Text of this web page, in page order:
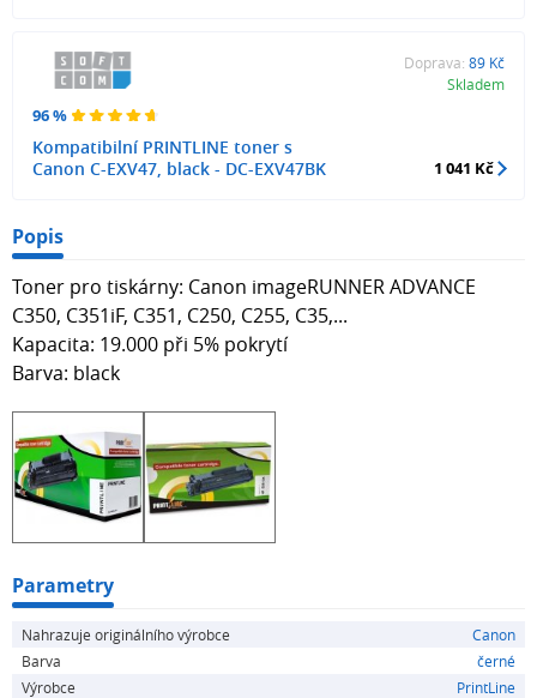
96 %
Kompatibilní PRINTLINE toner s
Canon C-EXV47, black - DC-EXV47BK
Doprava: 89 Kč
Skladem
1 041 Kč
Popis
Toner pro tiskárny: Canon imageRUNNER ADVANCE
C350, C351iF, C351, C250, C255, C35,...
Kapacita: 19.000 při 5% pokrytí
Barva: black
Parametry
Nahrazuje originálního výrobce
Canon
Barva
černé
Výrobce
PrintLine